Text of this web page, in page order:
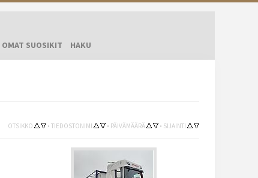
OMAT SUOSIKIT HAKU
OTSIKKO • TIEDOSTONIMI • PÄIVÄMÄÄRÄ • SIJAINTI